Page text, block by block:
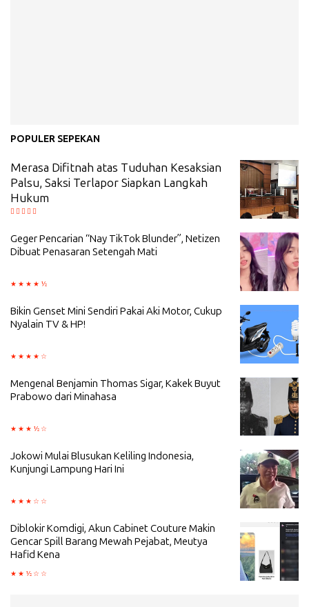
POPULER SEPEKAN
Merasa Difitnah atas Tuduhan Kesaksian
Palsu, Saksi Terlapor Siapkan Langkah
Hukum
Geger Pencarian “Nay TikTok Blunder”, Netizen
Dibuat Penasaran Setengah Mati
Bikin Genset Mini Sendiri Pakai Aki Motor, Cukup
Nyalain TV & HP!
Mengenal Benjamin Thomas Sigar, Kakek Buyut
Prabowo dari Minahasa
Jokowi Mulai Blusukan Keliling Indonesia,
Kunjungi Lampung Hari Ini
Diblokir Komdigi, Akun Cabinet Couture Makin
Gencar Spill Barang Mewah Pejabat, Meutya
Hafid Kena